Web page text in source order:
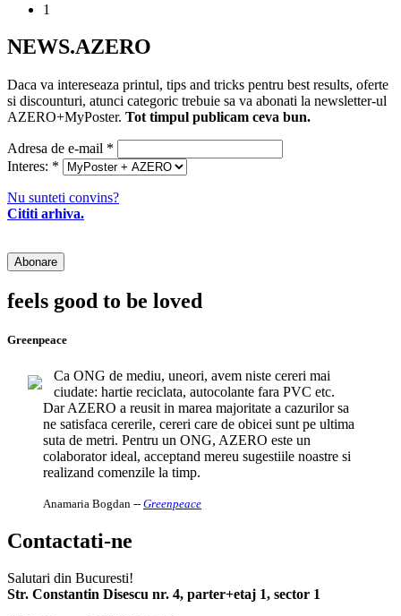
1
NEWS.AZERO
Daca va intereseaza printul, tips and tricks pentru best results, oferte
si discounturi, atunci categoric trebuie sa va abonati la newsletter-ul
AZERO+MyPoster. Tot timpul publicam ceva bun.
Adresa de e-mail *
Interes: *
Nu sunteti convins?
Cititi arhiva.
feels good to be loved
Greenpeace
Ca ONG de mediu, uneori, avem niste cereri mai
ciudate: hartie reciclata, autocolante fara PVC etc.
Dar AZERO a reusit in marea majoritate a cazurilor sa
ne satisfaca cererile, cereri care de obicei sunt pe ultima
suta de metri. Pentru un ONG, AZERO este un
colaborator ideal, acceptand mereu sugestiile noastre si
realizand comenzile la timp.
Anamaria Bogdan -- Greenpeace
Contactati-ne
Salutari din Bucuresti!
Str. Constantin Disescu nr. 4, parter+etaj 1, sector 1